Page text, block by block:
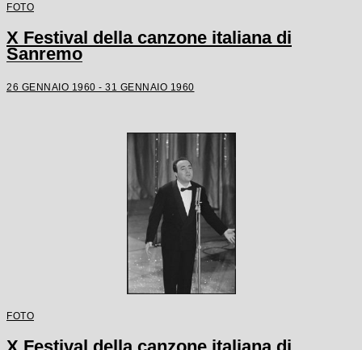
FOTO
X Festival della canzone italiana di
Sanremo
26 GENNAIO 1960 - 31 GENNAIO 1960
FOTO